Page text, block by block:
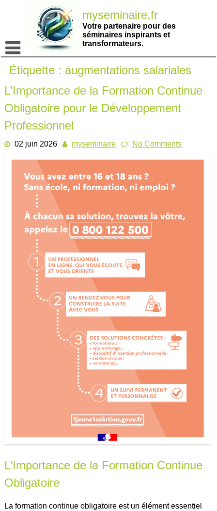
myseminaire.fr
Votre partenaire pour des
séminaires inspirants et
transformateurs.
Étiquette : augmentations salariales
L’Importance de la Formation Continue
Obligatoire pour le Développement
Professionnel
02 juin 2026 myseminaire No Comments
L’Importance de la Formation Continue
Obligatoire
La formation continue obligatoire est un élément essentiel